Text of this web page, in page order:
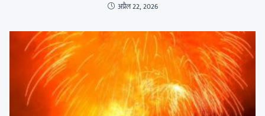
अप्रैल 22, 2026